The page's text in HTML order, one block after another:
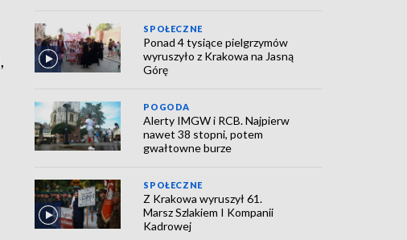
SPOŁECZNE
Ponad 4 tysiące pielgrzymów
wyruszyło z Krakowa na Jasną
Górę
POGODA
Alerty IMGW i RCB. Najpierw
nawet 38 stopni, potem
gwałtowne burze
SPOŁECZNE
Z Krakowa wyruszył 61.
Marsz Szlakiem I Kompanii
Kadrowej